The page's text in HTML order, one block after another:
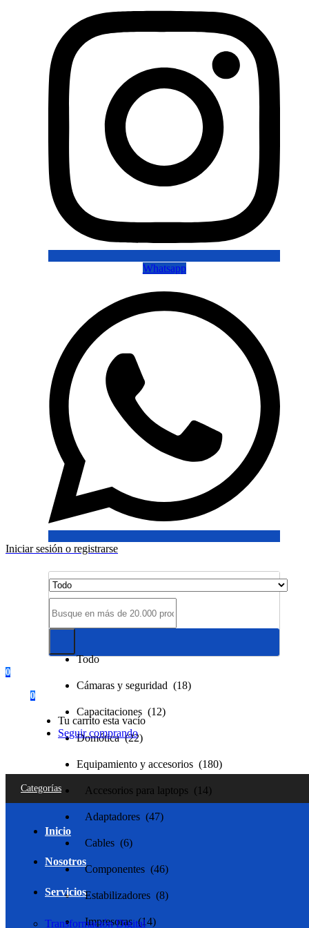
Whatsapp
Iniciar sesión o registrarse
Todo
Todo
Cámaras y seguridad (18)
Capacitaciones (12)
Domótica (22)
Equipamiento y accesorios (180)
Accesorios para laptops (14)
Adaptadores (47)
Cables (6)
Componentes (46)
Estabilizadores (8)
Impresoras (14)
0
0
Tu carrito esta vacío
Seguir comprando
Categorías
Inicio
Nosotros
Servicios
Transformación Digital